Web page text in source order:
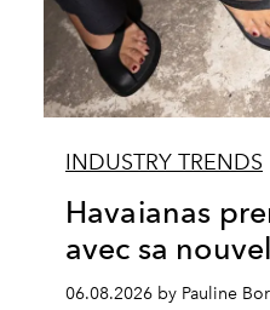
INDUSTRY TRENDS
Havaianas
avec sa
06.08.2026 by Pauline